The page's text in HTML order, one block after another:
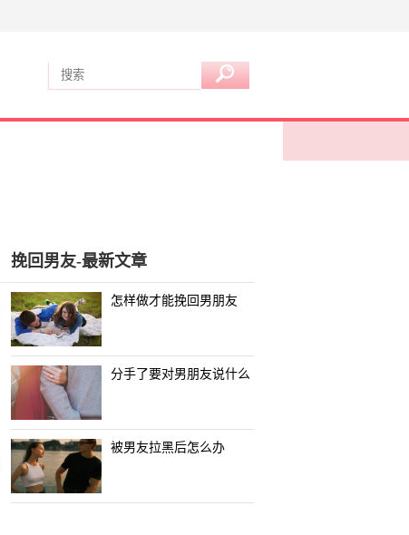
挽回男友-最新文章
怎样做才能挽回男朋友
分手了要对男朋友说什么
被男友拉黑后怎么办